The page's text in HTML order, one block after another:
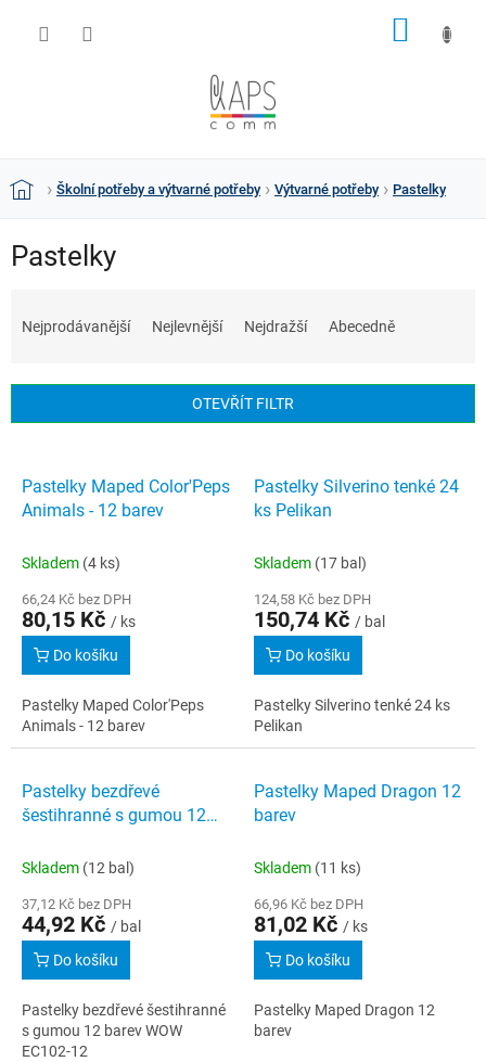
DomůŠkolní potřeby a výtvarné potřeby Výtvarné potřeby Pastelky
Pastelky
í
Nejprodávanější Nejlevnější Nejdražší Abecedně
OTEVŘÍT FILTR
ů
Pastelky Maped Color'Peps
Animals - 12 barev
Skladem (4 ks)
66,24 Kč bez DPH
80,15 Kč / ks
Do košíku
Pastelky Maped Color'Peps
Animals - 12 barev
Pastelky Silverino tenké 24
ks Pelikan
Skladem (17 bal)
124,58 Kč bez DPH
150,74 Kč / bal
Do košíku
Pastelky Silverino tenké 24 ks
Pelikan
Pastelky bezdřevé
šestihranné s gumou 12
Skladem (12 bal)
37,12 Kč bez DPH
44,92 Kč / bal
Do košíku
Pastelky bezdřevé šestihranné
s gumou 12 barev WOW
EC102-12
Pastelky Maped Dragon 12
barev
Skladem (11 ks)
66,96 Kč bez DPH
81,02 Kč / ks
Do košíku
Pastelky Maped Dragon 12
barev